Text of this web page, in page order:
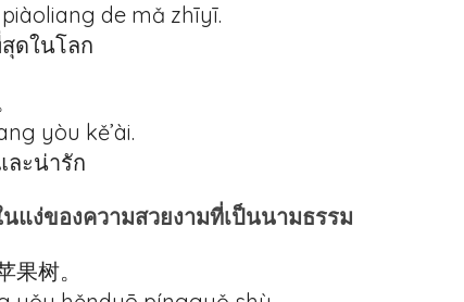
de mǎ zhīyī.
ดในโลก
yòu kě’ài.
ละน่ารัก
นแง่ของความสวยงามที่เป็นนามธรรม
果树。